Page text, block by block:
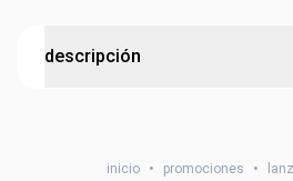
descripción
hidratación y aroma femenino
inicio • promociones •